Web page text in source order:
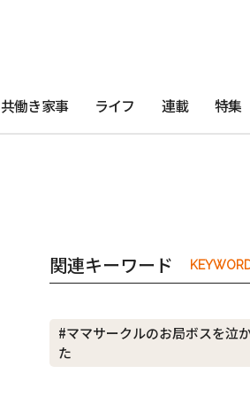
共働き家事 ライフ 連載 特集
関連キーワード
#ママサークルのお局ボスを泣
た